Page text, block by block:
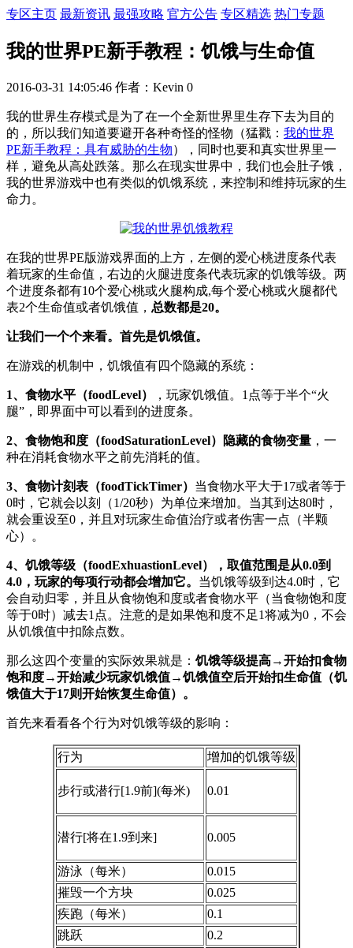
专区主页 最新资讯 最强攻略 官方公告 专区精选 热门专题
我的世界PE新手教程：饥饿与生命值
2016-03-31 14:05:46 作者：Kevin 0
我的世界生存模式是为了在一个全新世界里生存下去为目的
的，所以我们知道要避开各种奇怪的怪物（猛戳： 我的世界
PE新手教程：具有威胁的生物），同时也要和真实世界里一
样，避免从高处跌落。那么在现实世界中，我们也会肚子饿，
我的世界游戏中也有类似的饥饿系统，来控制和维持玩家的生
命力。
在我的世界PE版游戏界面的上方，左侧的爱心桃进度条代表
着玩家的生命值，右边的火腿进度条代表玩家的饥饿等级。两
个进度条都有10个爱心桃或火腿构成,每个爱心桃或火腿都代
表2个生命值或者饥饿值， 总数都是20。
让我们一个个来看。首先是饥饿值。
在游戏的机制中，饥饿值有四个隐藏的系统：
1、食物水平（foodLevel）
，玩家饥饿值。1点等于半个“火
腿”，即界面中可以看到的进度条。
2、食物饱和度（foodSaturationLevel）隐藏的食物变量 ，一
种在消耗食物水平之前先消耗的值。
3、食物计刻表（foodTickTimer） 当食物水平大于17或者等于
0时，它就会以刻（1/20秒）为单位来增加。当其到达80时，
就会重设至0，并且对玩家生命值治疗或者伤害一点（半颗
心）。
4、饥饿等级（foodExhuastionLevel），取值范围是从0.0到
4.0，玩家的每项行动都会增加它。 当饥饿等级到达4.0时，它
会自动归零，并且从食物饱和度或者食物水平（当食物饱和度
等于0时）减去1点。注意的是如果饱和度不足1将减为0，不会
从饥饿值中扣除点数。
那么这四个变量的实际效果就是：饥饿等级提高→开始扣食物
饱和度→开始减少玩家饥饿值→饥饿值空后开始扣生命值（饥
饿值大于17则开始恢复生命值）。
首先来看看各个行为对饥饿等级的影响：
行为 增加的饥饿等级
步行或潜行[1.9前](每米) 0.01
潜行[将在1.9到来] 0.005
游泳（每米）
0.015
摧毁一个方块
0.025
疾跑（每米）
0.1
跳跃
0.2